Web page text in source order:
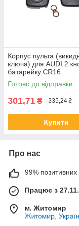
Корпус пульта
ключа) для AUDI 2
батарейку CR16
Готово до відправки
301,71 ₴ 335,24 ₴
Купити
Про нас
99% позитивних
Працює з
м. Житомир
Житомир,